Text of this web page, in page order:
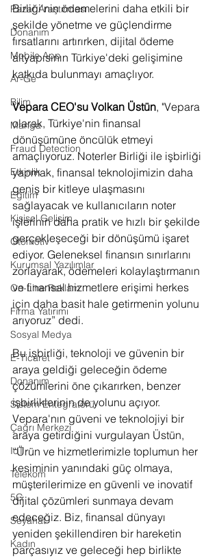
Pazar Araştırması
Donanım
Mobile App
Ar-Ge
Bilim
Manga
Fraud Detection
Etkinlik
Eğitim
Kişisel Gelişim
Otomotiv
Kurumsal Yazılımlar
On-Line Reklam
Firma Yatırımı
Sosyal Medya
E-Ticaret
Donanım
Sistem Entegratörü
Çağrı Merkezi
IoT
Telekom
5G
Seyahat
Kadın
Birliği'nin ödemelerini daha etkili bir
şekilde yönetme ve güçlendirme
fırsatlarını artırırken, dijital ödeme
altyapısının Türkiye'deki gelişimine
katkıda bulunmayı amaçlıyor.
Vepara CEO'su Volkan Üstün, "Vepara
olarak, Türkiye'nin finansal
dönüşümüne öncülük etmeyi
amaçlıyoruz. Noterler Birliği ile işbirliği
yapmak, finansal teknolojimizin daha
geniş bir kitleye ulaşmasını
sağlayacak ve kullanıcıların noter
işlerinin daha pratik ve hızlı bir şekilde
gerçekleşeceği bir dönüşümü işaret
ediyor. Geleneksel finansın sınırlarını
zorlayarak, ödemeleri kolaylaştırmanın
ve finansal hizmetlere erişimi herkes
için daha basit hale getirmenin yolunu
arıyoruz” dedi.
Bu işbirliği, teknoloji ve güvenin bir
araya geldiği geleceğin ödeme
çözümlerini öne çıkarırken, benzer
işbirliklerinin de yolunu açıyor.
Vepara'nın güveni ve teknolojiyi bir
araya getirdiğini vurgulayan Üstün,
“Ürün ve hizmetlerimizle toplumun her
kesiminin yanındaki güç olmaya,
müşterilerimize en güvenli ve inovatif
dijital çözümleri sunmaya devam
edeceğiz. Biz, finansal dünyayı
yeniden şekillendiren bir hareketin
parçasıyız ve geleceği hep birlikte